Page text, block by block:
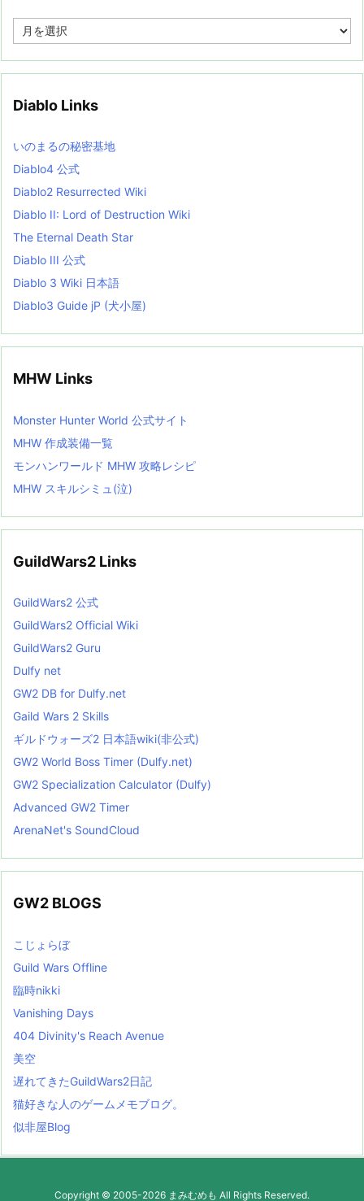
e
i
s
t
Diablo Links
いのまるの秘密基地
Diablo4 公式
Diablo2 Resurrected Wiki
Diablo II: Lord of Destruction Wiki
The Eternal Death Star
Diablo III 公式
Diablo 3 Wiki 日本語
Diablo3 Guide jP (犬小屋)
MHW Links
Monster Hunter World 公式サイト
MHW 作成装備一覧
モンハンワールド MHW 攻略レシピ
MHW スキルシミュ(泣)
GuildWars2 Links
GuildWars2 公式
GuildWars2 Official Wiki
GuildWars2 Guru
Dulfy net
GW2 DB for Dulfy.net
Gaild Wars 2 Skills
ギルドウォーズ2 日本語wiki(非公式)
GW2 World Boss Timer (Dulfy.net)
GW2 Specialization Calculator (Dulfy)
Advanced GW2 Timer
ArenaNet's SoundCloud
GW2 BLOGS
こじょらぼ
Guild Wars Offline
臨時nikki
Vanishing Days
404 Divinity's Reach Avenue
美空
遅れてきたGuildWars2日記
猫好きな人のゲームメモブログ。
似非屋Blog
Copyright © 2005-2026 まみむめも All Rights Reserved.